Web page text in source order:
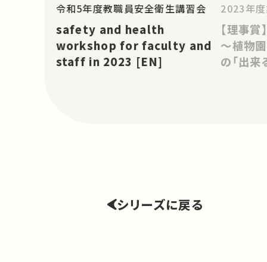
令和5年度教職員安全衛生講習会
safety and health
workshop for faculty and
staff in 2023 [EN]
2023年
【理事
～植物
の「出来
シリーズに戻る